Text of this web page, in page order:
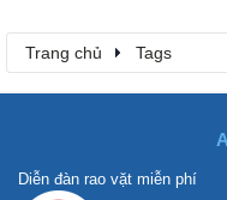
Trang chủ Tags
Diễn đàn rao vặt miễn phí